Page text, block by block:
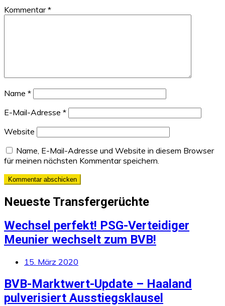
Kommentar*
Name *
E-Mail-Adresse *
Website
Name, E-Mail-Adresse und Website in diesem Browser
für meinen nächsten Kommentar speichern.
Neueste Transfergerüchte
Wechsel perfekt! PSG-Verteidiger
Meunier wechselt zum BVB!
15. März 2020
BVB-Marktwert-Update – Haaland
pulverisiert Ausstiegsklausel